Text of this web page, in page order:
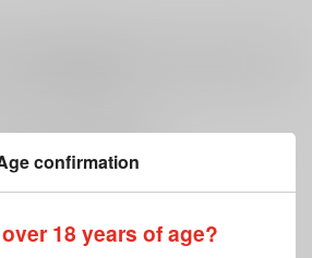
confirmation
18 years of age?